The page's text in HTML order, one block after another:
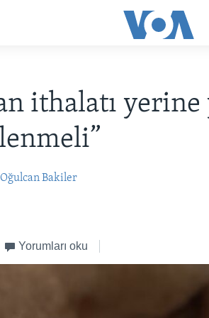
ithalatı
Oğulcan Bakiler
Yorumları oku